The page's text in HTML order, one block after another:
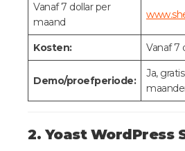
Vanaf 7 dollar per
maand
Kosten: Vanaf 7
Demo/proefperiode:
Ja,
2. Yoast WordPress